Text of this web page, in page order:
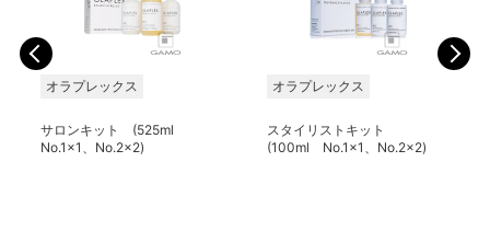
オラプレックス
サロンキット (525ml
No.1x1、No.2x2)
オラプレックス
スタイリストキット
(100ml No.1x1、No.2x2)